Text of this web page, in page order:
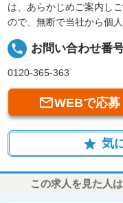
は、あらかじめご案内し
ので、無断で当社から個
local_phone お問い合わせ番
0120-365-363
WEBで応募
star 気
この求人を見た人